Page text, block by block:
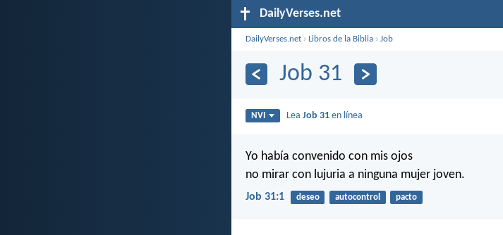
DailyVerses.net
DailyVerses.net ›Libros de la Biblia ›Job
Job 31
NVI LeaJob 31 en línea
Yo había convenido con mis ojos
no mirar con lujuria a ninguna mujer joven.
Job 31:1 deseo autocontrol pacto